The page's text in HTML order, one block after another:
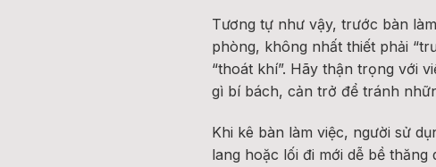
Tương tự như vậy, trước bàn
phòng, không nhất thiết phải
“thoát khí”. Hãy thận trọng với
gì bí bách, cản trở để tránh
Khi kê bàn làm việc, người sử
lang hoặc lối đi mới dễ bề